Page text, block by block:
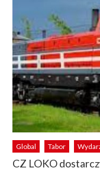
Global Tabor
CZ LOKO